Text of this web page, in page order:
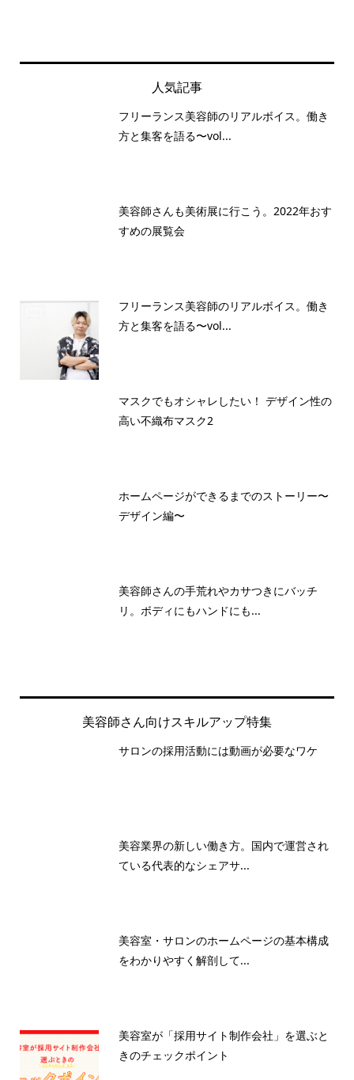
人気記事
フリーランス美容師のリアルボイス。働き
方と集客を語る〜vol...
美容師さんも美術展に行こう。2022年おす
すめの展覧会
フリーランス美容師のリアルボイス。働き
方と集客を語る〜vol...
マスクでもオシャレしたい！ デザイン性の
高い不織布マスク2
ホームページができるまでのストーリー〜
デザイン編〜
美容師さんの手荒れやカサつきにバッチ
リ。ボディにもハンドにも...
美容師さん向けスキルアップ特集
サロンの採用活動には動画が必要なワケ
美容業界の新しい働き方。国内で運営され
ている代表的なシェアサ...
美容室・サロンのホームページの基本構成
をわかりやすく解剖して...
美容室が「採用サイト制作会社」を選ぶと
きのチェックポイント